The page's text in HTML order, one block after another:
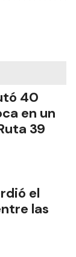
40
en un
39
el
las